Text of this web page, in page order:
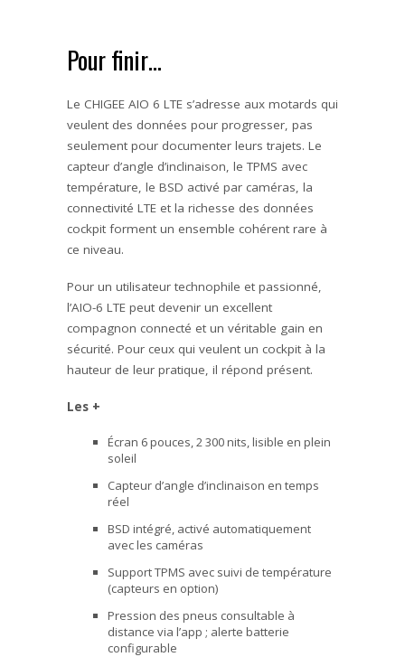
Pour finir…
Le CHIGEE AIO 6 LTE s’adresse aux motards qui
veulent des données pour progresser, pas
seulement pour documenter leurs trajets. Le
capteur d’angle d’inclinaison, le TPMS avec
température, le BSD activé par caméras, la
connectivité LTE et la richesse des données
cockpit forment un ensemble cohérent rare à
ce niveau.
Pour un utilisateur technophile et passionné,
l’AIO-6 LTE peut devenir un excellent
compagnon connecté et un véritable gain en
sécurité. Pour ceux qui veulent un cockpit à la
hauteur de leur pratique, il répond présent.
Les +
Écran 6 pouces, 2 300 nits, lisible en plein
soleil
Capteur d’angle d’inclinaison en temps
réel
BSD intégré, activé automatiquement
avec les caméras
Support TPMS avec suivi de température
(capteurs en option)
Pression des pneus consultable à
distance via l’app ; alerte batterie
configurable